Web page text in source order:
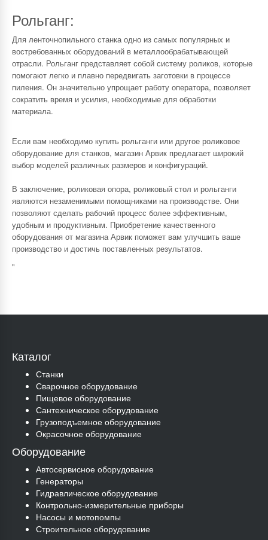
Рольганг:
Для ленточнопильного станка одно из самых популярных и
востребованных оборудований в металлообрабатывающей
отрасли. Рольганг представляет собой систему роликов, которые
помогают легко и плавно передвигать заготовки в процессе
пиления. Он значительно упрощает работу оператора, позволяет
сократить время и усилия, необходимые для обработки
материала.
Если вам необходимо купить рольганги или другое роликовое
оборудование для станков, магазин Арвик предлагает широкий
выбор моделей различных размеров и конфигураций.
В заключение, роликовая опора, роликовый стол и рольганги
являются незаменимыми помощниками на производстве. Они
позволяют сделать рабочий процесс более эффективным,
удобным и продуктивным. Приобретение качественного
оборудования от магазинаАрвик поможет вам улучшить ваше
производство и достичь поставленных результатов.
"
Каталог
Станки
Сварочное оборудование
Пищевое оборудование
Сантехническое оборудование
Грузоподъемное оборудование
Окрасочное оборудование
Оборудование
Автосервисное оборудование
Генераторы
Гидравлическое оборудование
Контрольно-измерительные приборы
Насосы и мотопомпы
Строительное оборудование